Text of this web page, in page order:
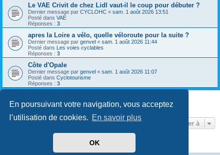
En poursuivant votre navigation, vous acceptez
l’utilisation de cookies. En savoir plus
OK
Le VAE Crivit de chez Lidl vaut-il le coup pour débuter ?
Dernier message par CYCLOHC « sam. 1 août 2026 13:51
Posté dans VAE
Réponses : 3
apres la Loire a vélo, quelle véloroute pour la suite ?
Dernier message par genvel « sam. 1 août 2026 11:44
Posté dans Les voies cyclables
Réponses : 3
Côte d'Opale
Dernier message par genvel « sam. 1 août 2026 11:07
Posté dans Cyclotourisme
Réponses : 3
8 résultats trouvés • Page1sur1
Aller à
phpBB ® Forum Software © phpBB Limited
phpBB-fr.com